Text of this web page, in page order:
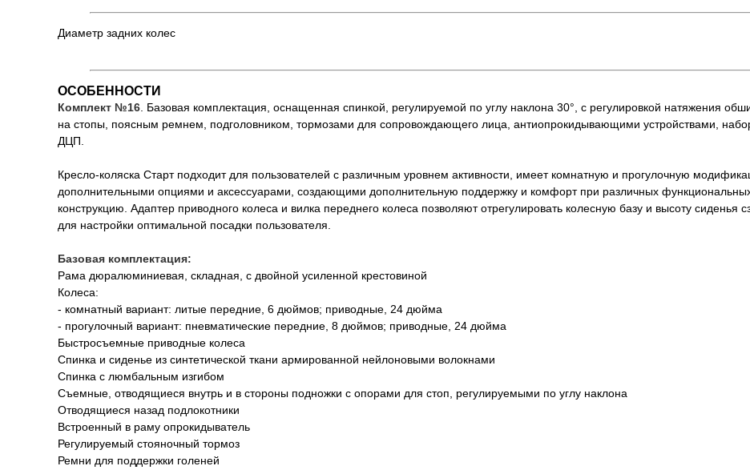
Диаметр задних колес
ОСОБЕННОСТИ
Комплект №16 . Базовая комплектация, оснащенная спинкой, регулируемой по углу наклона 30°, с регулировкой натяжения
на стопы, поясным ремнем, подголовником, тормозами для сопровождающего лица, антиопрокидывающими устройствами,
ДЦП.
Кресло-коляска Старт подходит для пользователей с различным уровнем активности, имеет комнатную и прогулочную
дополнительными опциями и аксессуарами, создающими дополнительную поддержку и комфорт при различных
конструкцию. Адаптер приводного колеса и вилка переднего колеса позволяют отрегулировать колесную базу и высоту
для настройки оптимальной посадки пользователя.
Базовая комплектация:
Рама дюралюминиевая, складная, с двойной усиленной крестовиной
Колеса:
- комнатный вариант: литые передние, 6 дюймов; приводные, 24 дюйма
- прогулочный вариант: пневматические передние, 8 дюймов; приводные, 24 дюйма
Быстросъемные приводные колеса
Спинка и сиденье из синтетической ткани армированной нейлоновыми волокнами
Спинка с люмбальным изгибом
Съемные, отводящиеся внутрь и в стороны подножки с опорами для стоп, регулируемыми по углу наклона
Отводящиеся назад подлокотники
Встроенный в раму опрокидыватель
Регулируемый стояночный тормоз
Ремни для поддержки голеней